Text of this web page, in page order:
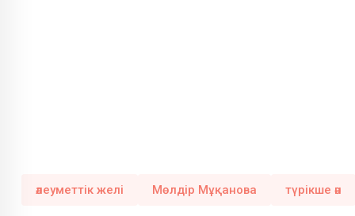
әлеуметтік желі Мөлдір Мұқанова түрікше ән